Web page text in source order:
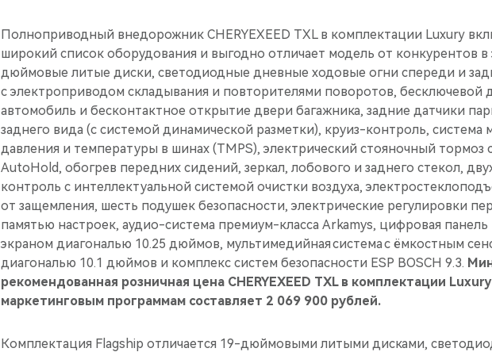
Полноприводный внедорожник CHERYEXEED TXL в комплектации Luxury
широкий список оборудования и выгодно отличает модель от конкурентов в
дюймовые литые диски, светодиодные дневные ходовые огни спереди и
с электроприводом складывания и повторителями поворотов, бесключевой
автомобиль и бесконтактное открытие двери багажника, задние датчики
заднего вида (с системой динамической разметки), круиз-контроль, система
давления и температуры в шинах (TMPS), электрический стояночный тормоз
AutoHold, обогрев передних сидений, зеркал, лобового и заднего стекол,
контроль c интеллектуальной системой очистки воздуха,
от защемления, шесть подушек безопасности, электрические регулировки
памятью настроек, аудио-система премиум-класса Arkamys, цифровая
экраном диагональю 10.25 дюймов, мультимедийная система с ёмкостным
диагональю 10.1 дюймов и комплекс систем безопасности ESP BOSCH 9.3.
рекомендованная розничная цена CHERYEXEED TXL в комплектации
маркетинговым программам составляет 2 069 900 рублей.
Комплектация Flagship отличается 19-дюймовыми литыми дисками,